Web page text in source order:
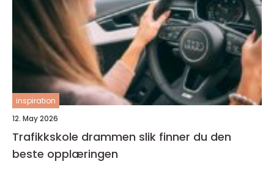
inspiration
12. May 2026
Trafikkskole drammen slik finner du den
beste opplæringen